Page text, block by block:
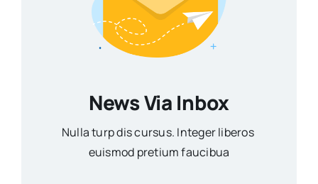
News Via Inbox
Nulla turp dis cursus. Integer liberos
euismod pretium faucibua